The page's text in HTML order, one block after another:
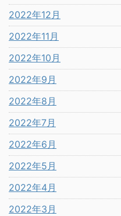
2022年12月
2022年11月
2022年10月
2022年9月
2022年8月
2022年7月
2022年6月
2022年5月
2022年4月
2022年3月